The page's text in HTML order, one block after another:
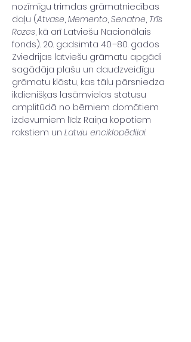
nozīmīgu trimdas grāmatniecības
daļu (Atvase, Memento, Senatne, Trīs
Rozes, kā arī Latviešu Nacionālais
fonds). 20. gadsimta 40.–80. gados
Zviedrijas latviešu grāmatu apgādi
sagādāja plašu un daudzveidīgu
grāmatu klāstu, kas tālu pārsniedza
ikdienišķas lasāmvielas statusu
amplitūdā no bērniem domātiem
izdevumiem līdz Raiņa kopotiem
rakstiem un Latvju enciklopēdijai.